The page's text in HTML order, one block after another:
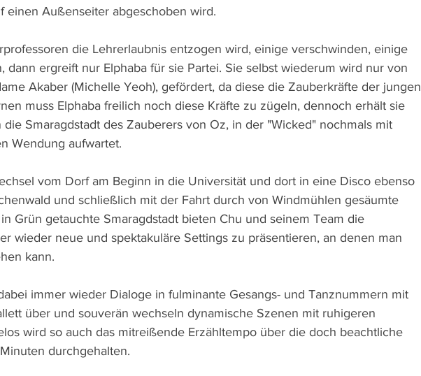
einen Außenseiter abgeschoben wird.
die Lehrerlaubnis entzogen wird, einige verschwinden, einige
dann ergreift nur Elphaba für sie Partei. Sie selbst wiederum wird nur von
Akaber (Michelle Yeoh), gefördert, da diese die Zauberkräfte der jungen
muss Elphaba freilich noch diese Kräfte zu zügeln, dennoch erhält sie
die Smaragdstadt des Zauberers von Oz, in der "Wicked" nochmals mit
Wendung aufwartet.
vom Dorf am Beginn in die Universität und dort in eine Disco ebenso
und schließlich mit der Fahrt durch von Windmühlen gesäumte
Grün getauchte Smaragdstadt bieten Chu und seinem Team die
wieder neue und spektakuläre Settings zu präsentieren, an denen man
kann.
immer wieder Dialoge in fulminante Gesangs- und Tanznummern mit
über und souverän wechseln dynamische Szenen mit ruhigeren
wird so auch das mitreißende Erzähltempo über die doch beachtliche
durchgehalten.